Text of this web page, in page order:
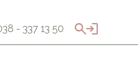
- 337 13 50